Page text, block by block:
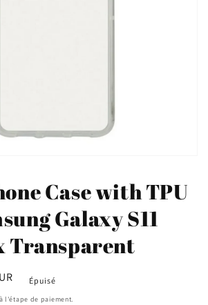
Case with TPU
Galaxy S11
Transparent
Épuisé
l'étape de paiement.